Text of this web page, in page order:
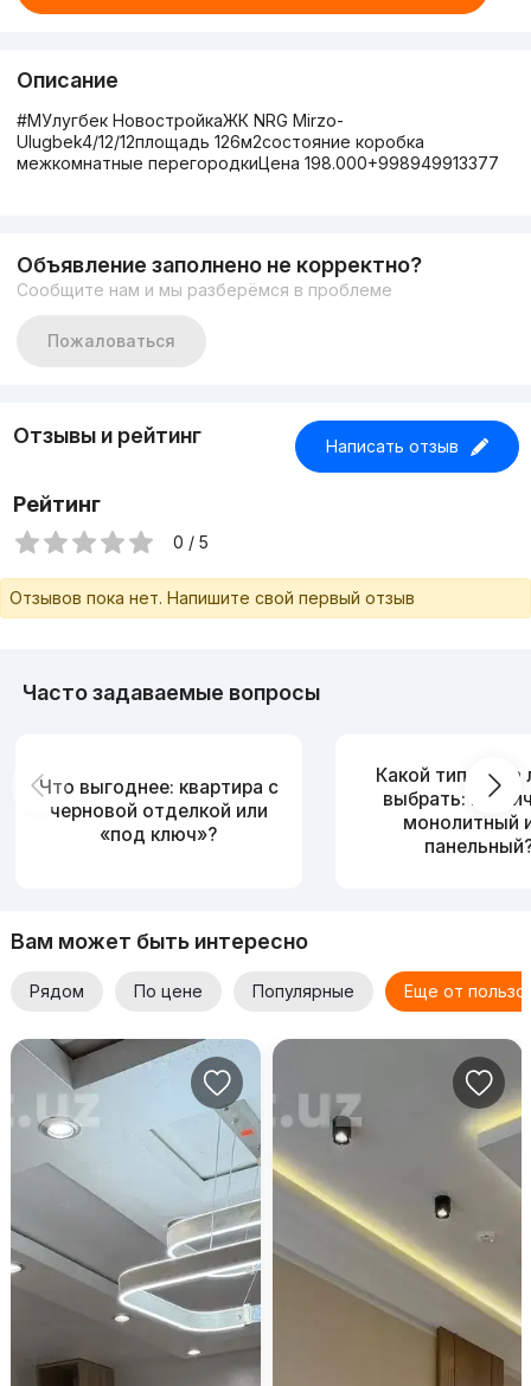
Описание
#МУлугбек НовостройкаЖК NRG Mirzo-
Ulugbek4/12/12площадь 126м2состояние коробка
межкомнатные перегородкиЦена 198.000+998949913377
Объявление заполнено не корректно?
Сообщите нам и мы разберёмся в проблеме
Пожаловаться
Отзывы и рейтинг Написать отзыв
Рейтинг
0 / 5
Отзывов пока нет. Напишите свой первый отзыв
Часто задаваемые вопросы
Что выгоднее: квартира с
черновой отделкой или
«под ключ»?
Какой тип дома
выбрать:
монолитный
Вам может быть интересно
Рядом По цене Популярные Еще от